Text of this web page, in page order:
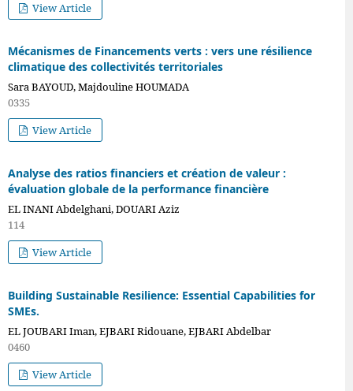
View Article
Mécanismes de Financements verts : vers une résilience
climatique des collectivités territoriales
Sara BAYOUD, Majdouline HOUMADA
0335
View Article
Analyse des ratios financiers et création de valeur :
évaluation globale de la performance financière
EL INANI Abdelghani, DOUARI Aziz
114
View Article
Building Sustainable Resilience: Essential Capabilities for
SMEs.
EL JOUBARI Iman, EJBARI Ridouane, EJBARI Abdelbar
0460
View Article